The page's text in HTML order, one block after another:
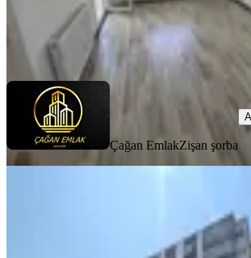
Çağan Emlak Zişan şorba
Çağan EmlakZişan şorba
Üzerinde 3+1 Kiralık
Buca, Atatürk Mahallesi